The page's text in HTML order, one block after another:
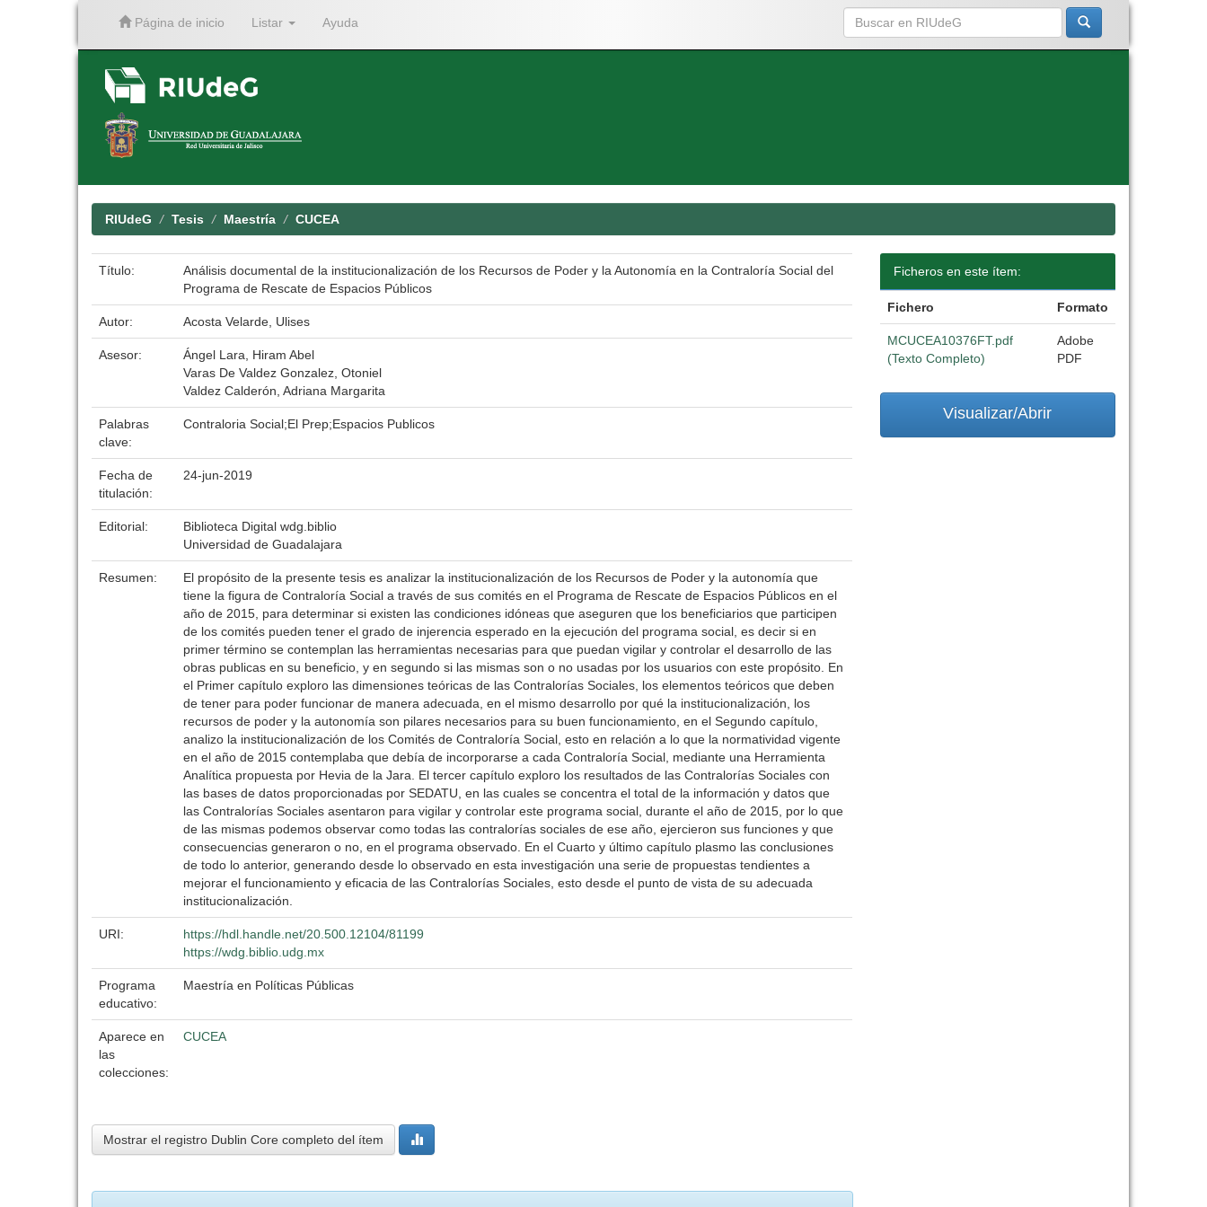
Página de inicio Listar Ayuda
RIUdeG Tesis Maestría CUCEA
Título:
Análisis documental de la institucionalización de los Recursos de Poder y la Autonomía en la Contraloría Social del
Programa de Rescate de Espacios Públicos
Autor: Acosta Velarde, Ulises
Asesor:
Ángel Lara, Hiram Abel
Varas De Valdez Gonzalez, Otoniel
Valdez Calderón, Adriana Margarita
Palabras
clave:
Contraloria Social;El Prep;Espacios Publicos
Fecha de
titulación:
24-jun-2019
Editorial:
Biblioteca Digital wdg.biblio
Universidad de Guadalajara
Resumen:
El propósito de la presente tesis es analizar la institucionalización de los Recursos de Poder y la autonomía que
tiene la figura de Contraloría Social a través de sus comités en el Programa de Rescate de Espacios Públicos en el
año de 2015, para determinar si existen las condiciones idóneas que aseguren que los beneficiarios que participen
de los comités pueden tener el grado de injerencia esperado en la ejecución del programa social, es decir si en
primer término se contemplan las herramientas necesarias para que puedan vigilar y controlar el desarrollo de las
obras publicas en su beneficio, y en segundo si las mismas son o no usadas por los usuarios con este propósito. En
el Primer capítulo exploro las dimensiones teóricas de las Contralorías Sociales, los elementos teóricos que deben
de tener para poder funcionar de manera adecuada, en el mismo desarrollo por qué la institucionalización, los
recursos de poder y la autonomía son pilares necesarios para su buen funcionamiento, en el Segundo capítulo,
analizo la institucionalización de los Comités de Contraloría Social, esto en relación a lo que la normatividad vigente
en el año de 2015 contemplaba que debía de incorporarse a cada Contraloría Social, mediante una Herramienta
Analítica propuesta por Hevia de la Jara. El tercer capítulo exploro los resultados de las Contralorías Sociales con
las bases de datos proporcionadas por SEDATU, en las cuales se concentra el total de la información y datos que
las Contralorías Sociales asentaron para vigilar y controlar este programa social, durante el año de 2015, por lo que
de las mismas podemos observar como todas las contralorías sociales de ese año, ejercieron sus funciones y que
consecuencias generaron o no, en el programa observado. En el Cuarto y último capítulo plasmo las conclusiones
de todo lo anterior, generando desde lo observado en esta investigación una serie de propuestas tendientes a
mejorar el funcionamiento y eficacia de las Contralorías Sociales, esto desde el punto de vista de su adecuada
institucionalización.
URI:
https://hdl.handle.net/20.500.12104/81199
https://wdg.biblio.udg.mx
Programa
educativo:
Maestría en Políticas Públicas
Aparece en
las
colecciones:
CUCEA
Mostrar el registro Dublin Core completo del ítem
Ficheros en este ítem:
Fichero Formato
MCUCEA10376FT.pdf
(Texto Completo)
Adobe
PDF
Visualizar/Abrir